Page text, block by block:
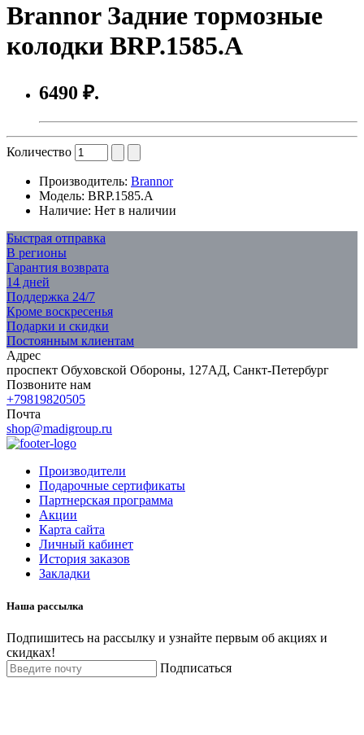
Brannor Задние тормозные
колодки BRP.1585.A
6490 ₽.
Количество
Производитель: Brannor
Модель: BRP.1585.A
Наличие: Нет в наличии
Быстрая отправка
В регионы
Гарантия возврата
14 дней
Поддержка 24/7
Кроме воскресенья
Подарки и скидки
Постоянным клиентам
Адрес
проспект Обуховской Обороны, 127АД, Санкт-Петербург
Позвоните нам
+79819820505
Почта
shop@madigroup.ru
Производители
Подарочные сертификаты
Партнерская программа
Акции
Карта сайта
Личный кабинет
История заказов
Закладки
Наша рассылка
Подпишитесь на рассылку и узнайте первым об акциях и
скидках!
Подписаться